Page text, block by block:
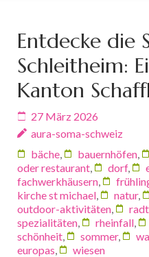
Entdecke die
Schleitheim:
Kanton
27 März 2026
aura-soma-schweiz
bäche
bauernhöfen
oder restaurant
dorf,
fachwerkhäusern
kirche st michael
natur,
outdoor-aktivitäten
spezialitäten
rheinfall
schönheit
sommer,
europas
wiesen